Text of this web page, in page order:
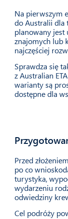
Na pierwszym
do Australii dla
planowany jest
znajomych lub
najczęściej
Sprawdza się
z Australian
warianty są
dostępne dla
Przed
po co
turystyka,
wydarzeniu
odwiedziny
Cel podróży